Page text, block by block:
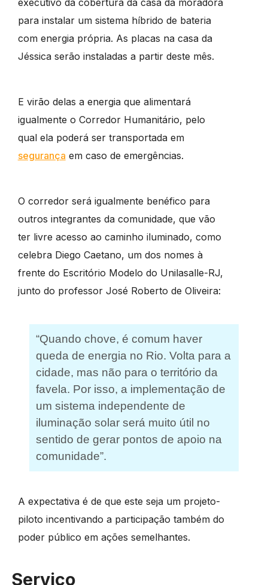
para instalar um sistema híbrido de bateria
com energia própria. As placas na casa da
Jéssica serão instaladas a partir deste mês.
E virão delas a energia que alimentará
igualmente o Corredor Humanitário, pelo
qual ela poderá ser transportada em
segurança em caso de emergências.
O corredor será igualmente benéfico para
outros integrantes da comunidade, que vão
ter livre acesso ao caminho iluminado, como
celebra Diego Caetano, um dos nomes à
frente do Escritório Modelo do Unilasalle-RJ,
junto do professor José Roberto de Oliveira:
“Quando chove, é comum haver
queda de energia no Rio. Volta para a
cidade, mas não para o território da
favela. Por isso, a implementação de
um sistema independente de
iluminação solar será muito útil no
sentido de gerar pontos de apoio na
comunidade”.
A expectativa é de que este seja um projeto-
piloto incentivando a participação também do
poder público em ações semelhantes.
Serviço